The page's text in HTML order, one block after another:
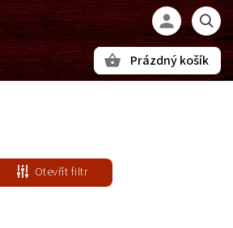
Prázdný košík
Otevřít filtr